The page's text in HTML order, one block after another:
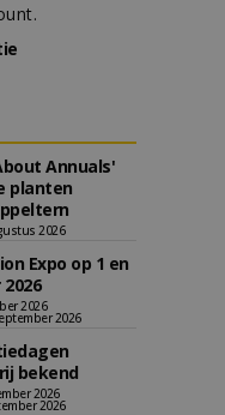
Annuals'
planten
2026
Expo op 1 en
2026
2026
bekend
2026
2026